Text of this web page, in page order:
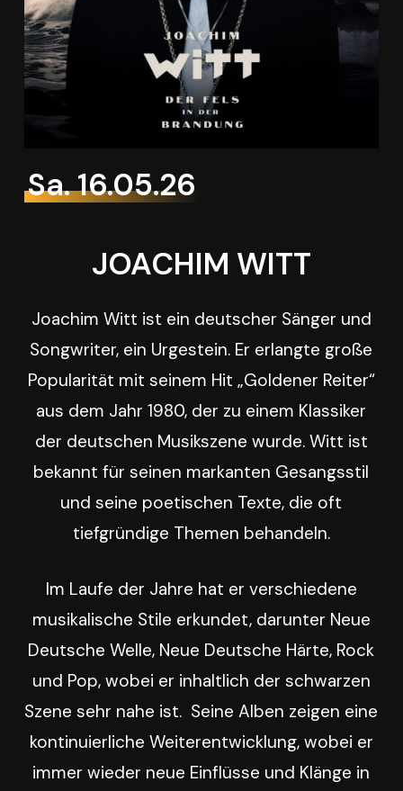
JOACHIM WITT
Joachim Witt ist ein deutscher Sänger und
Songwriter, ein Urgestein. Er erlangte große
Popularität mit seinem Hit „Goldener Reiter“
aus dem Jahr 1980, der zu einem Klassiker
der deutschen Musikszene wurde. Witt ist
bekannt für seinen markanten Gesangsstil
und seine poetischen Texte, die oft
tiefgründige Themen behandeln.
Im Laufe der Jahre hat er verschiedene
musikalische Stile erkundet, darunter Neue
Deutsche Welle, Neue Deutsche Härte, Rock
und Pop, wobei er inhaltlich der schwarzen
Szene sehr nahe ist. Seine Alben zeigen eine
kontinuierliche Weiterentwicklung, wobei er
immer wieder neue Einflüsse und Klänge in
Sa. 16.05.26